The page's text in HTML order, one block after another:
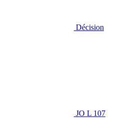
Décision
JO L 107